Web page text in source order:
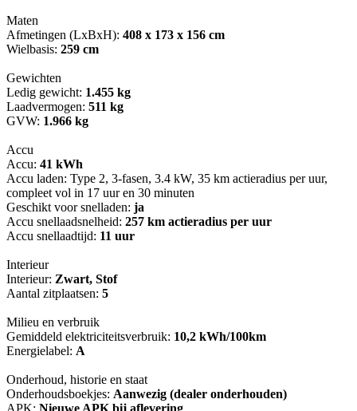
Maten
Afmetingen (LxBxH): 408 x 173 x 156 cm
Wielbasis: 259 cm
Gewichten
Ledig gewicht: 1.455 kg
Laadvermogen: 511 kg
GVW: 1.966 kg
Accu
Accu: 41 kWh
Accu laden: Type 2, 3-fasen, 3.4 kW, 35 km actieradius per uur,
compleet vol in 17 uur en 30 minuten
Geschikt voor snelladen: ja
Accu snellaadsnelheid: 257 km actieradius per uur
Accu snellaadtijd: 11 uur
Interieur
Interieur: Zwart, Stof
Aantal zitplaatsen: 5
Milieu en verbruik
Gemiddeld elektriciteitsverbruik: 10,2 kWh/100km
Energielabel: A
Onderhoud, historie en staat
Onderhoudsboekjes: Aanwezig (dealer onderhouden)
APK: Nieuwe APK bij aflevering